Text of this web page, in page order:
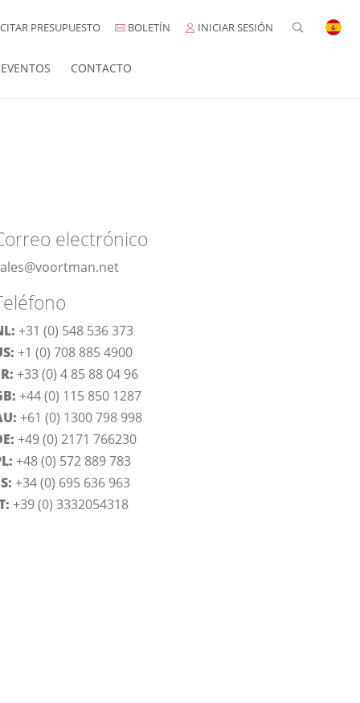
PRESUPUESTO BOLETÍN INICIAR SESIÓN
EVENTOS CONTACTO
electrónico
+31 (0) 548 536 373
+1 (0) 708 885 4900
+33 (0) 4 85 88 04 96
+44 (0) 115 850 1287
+61 (0) 1300 798 998
+49 (0) 2171 766230
+48 (0) 572 889 783
+34 (0) 695 636 963
+39 (0) 3332054318